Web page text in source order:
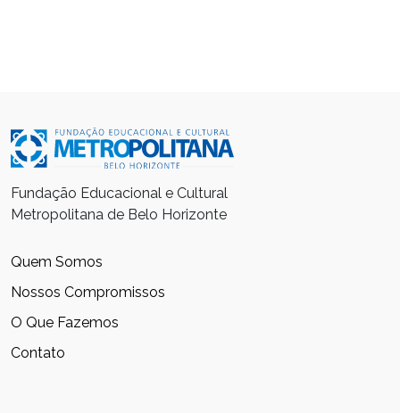
Fundação Educacional e Cultural
Metropolitana de Belo Horizonte
Quem Somos
Nossos Compromissos
O Que Fazemos
Contato